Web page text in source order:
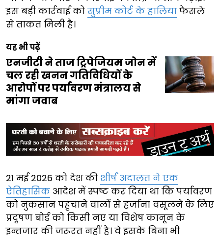
इस बड़ी कार्रवाई को सुप्रीम कोर्ट के हालिया फैसले
से ताकत मिली है।
यह भी पढ़ें
एनजीटी ने ताज ट्रिपेजियम जोन में
चल रही खनन गतिविधियों के
आरोपों पर पर्यावरण मंत्रालय से
मांगा जवाब
21 मई 2026 को देश की शीर्ष अदालत ने एक
ऐतिहासिक आदेश में स्पष्ट कर दिया था कि पर्यावरण
को नुकसान पहुंचाने वालों से हर्जाना वसूलने के लिए
प्रदूषण बोर्ड को किसी नए या विशेष कानून के
इन्तजार की जरूरत नहीं है। वे इसके बिना भी